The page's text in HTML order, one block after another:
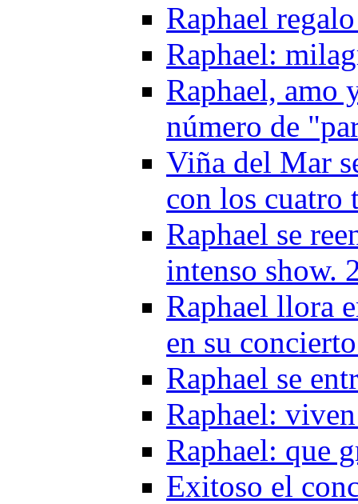
Raphael
Raphael:
Raphael, amo
número de
Viña del Mar
con los cuatro
Raphael se
intenso show.
Raphael llora
en su
Raphael se
Raphael:
Raphael: que
Exitoso el